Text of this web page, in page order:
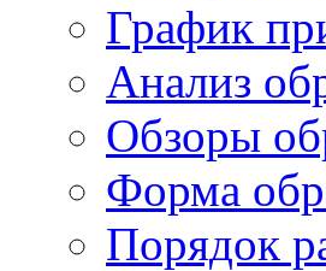
График
Анализ
Обзоры
Форма
Порядок